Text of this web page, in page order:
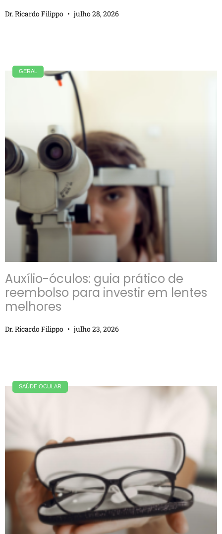
Dr. Ricardo Filippo julho 28, 2026
GERAL
Auxílio-óculos: guia prático de
reembolso para investir em lentes
melhores
Dr. Ricardo Filippo julho 23, 2026
SAÚDE OCULAR